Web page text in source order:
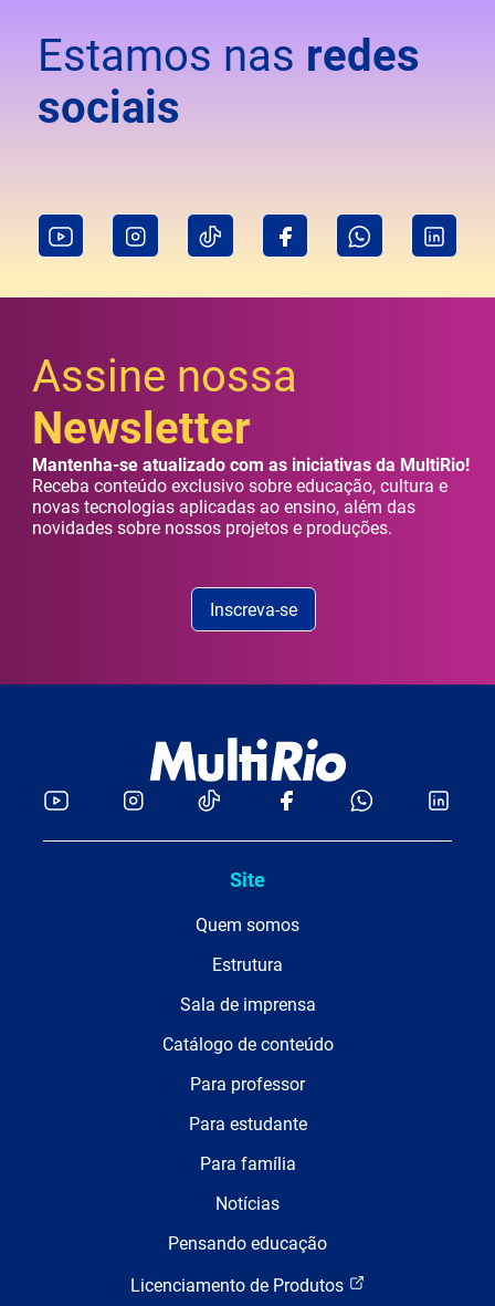
Estamos nas redes
sociais
Assine nossa
Newsletter
Mantenha-se atualizado com as iniciativas da MultiRio!
Receba conteúdo exclusivo sobre educação, cultura e
novas tecnologias aplicadas ao ensino, além das
novidades sobre nossos projetos e produções.
Inscreva-se
Site
Quem somos
Estrutura
Sala de imprensa
Catálogo de conteúdo
Para professor
Para estudante
Para família
Notícias
Pensando educação
Licenciamento de Produtos